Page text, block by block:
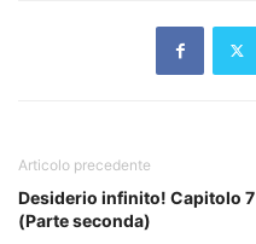
Articolo precedente
Desiderio infinito! Capitolo 7
(Parte seconda)